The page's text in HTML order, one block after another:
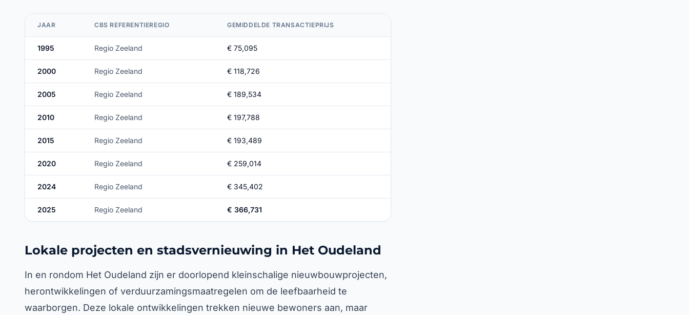
JAAR CBS REFERENTIEREGIO GEMIDDELDE TRANSACTIEPRIJS
1995 Regio Zeeland € 75,095
2000 Regio Zeeland € 118,726
2005 Regio Zeeland € 189,534
2010 Regio Zeeland € 197,788
2015 Regio Zeeland € 193,489
2020 Regio Zeeland € 259,014
2024 Regio Zeeland € 345,402
2025 Regio Zeeland € 366,731
Lokale projecten en stadsvernieuwing in Het Oudeland
In en rondom Het Oudeland zijn er doorlopend kleinschalige nieuwbouwprojecten,
herontwikkelingen of verduurzamingsmaatregelen om de leefbaarheid te
waarborgen. Deze lokale ontwikkelingen trekken nieuwe bewoners aan, maar